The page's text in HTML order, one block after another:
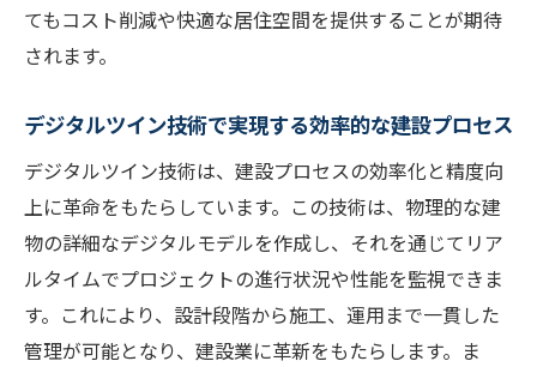
てもコスト削減や快適な居住空間を提供することが期待
されます。
デジタルツイン技術で実現する効率的な建設プロセス
デジタルツイン技術は、建設プロセスの効率化と精度向
上に革命をもたらしています。この技術は、物理的な建
物の詳細なデジタルモデルを作成し、それを通じてリア
ルタイムでプロジェクトの進行状況や性能を監視できま
す。これにより、設計段階から施工、運用まで一貫した
管理が可能となり、建設業に革新をもたらします。ま